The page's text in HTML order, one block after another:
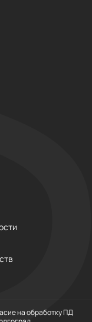
на обработку ПД